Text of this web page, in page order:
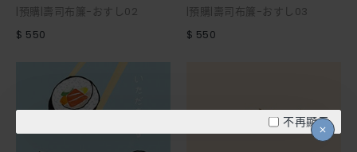
不再顯示
|預購|壽司布簾-おすし02
$ 550
|預購|壽司布簾-おすし03
$ 550